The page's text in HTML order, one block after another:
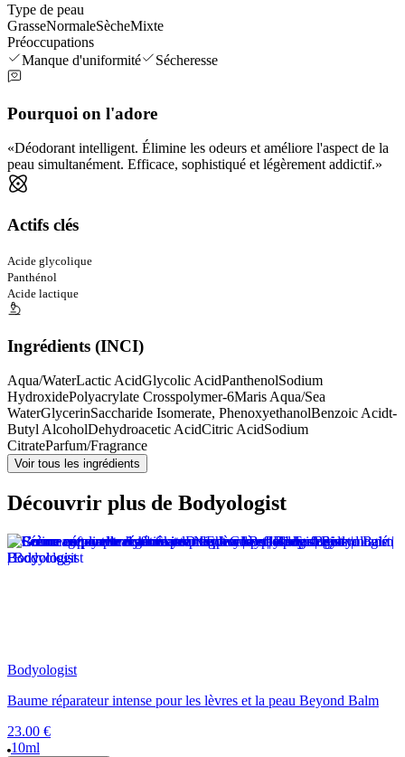
Type de peau
GrasseNormaleSècheMixte
Préoccupations
Manque d'uniformité
Sécheresse
Pourquoi on l'adore
Déodorant intelligent. Élimine les odeurs et améliore l'aspect de la
peau simultanément. Efficace, sophistiqué et légèrement addictif.
Actifs clés
Acide glycolique
Panthénol
Acide lactique
Ingrédients (INCI)
Aqua/WaterLactic AcidGlycolic AcidPanthenolSodium
HydroxidePolyacrylate Crosspolymer-6Maris Aqua/Sea
WaterGlycerinSaccharide Isomerate, PhenoxyethanolBenzoic Acidt-
Butyl AlcoholDehydroacetic AcidCitric AcidSodium
CitrateParfum/Fragrance
Voir tous les ingrédients
Découvrir plus de Bodyologist
Bodyologist
Baume réparateur intense pour les lèvres et la peau Beyond Balm
23.00 €
10ml